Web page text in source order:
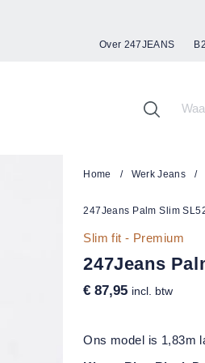
Over 247JEANS
Home / Werk Jeans /
247Jeans Palm Slim
Slim fit - Premium
247Jeans
€ 87,95 incl. btw
Ons model is 1,83m